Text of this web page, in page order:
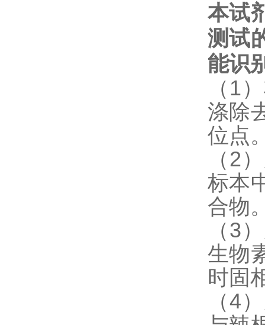
本试
测试
能识
（1
涤除
位点
（2
标本
合物
（3
生物
时固
（4